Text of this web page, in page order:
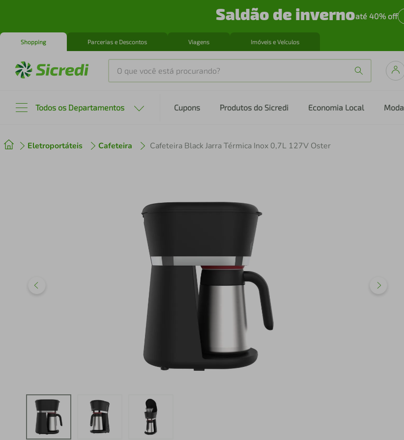
Saldão de invernoaté 40% off
Shopping Parcerias e Descontos Viagens Imóveis e Veículos
O que você está procurando?
Todos os Departamentos Cupons Produtos do Sicredi Economia Local Moda
Eletroportáteis Cafeteira Cafeteira Black Jarra Térmica Inox 0,7L 127V Oster
2º cafeteira